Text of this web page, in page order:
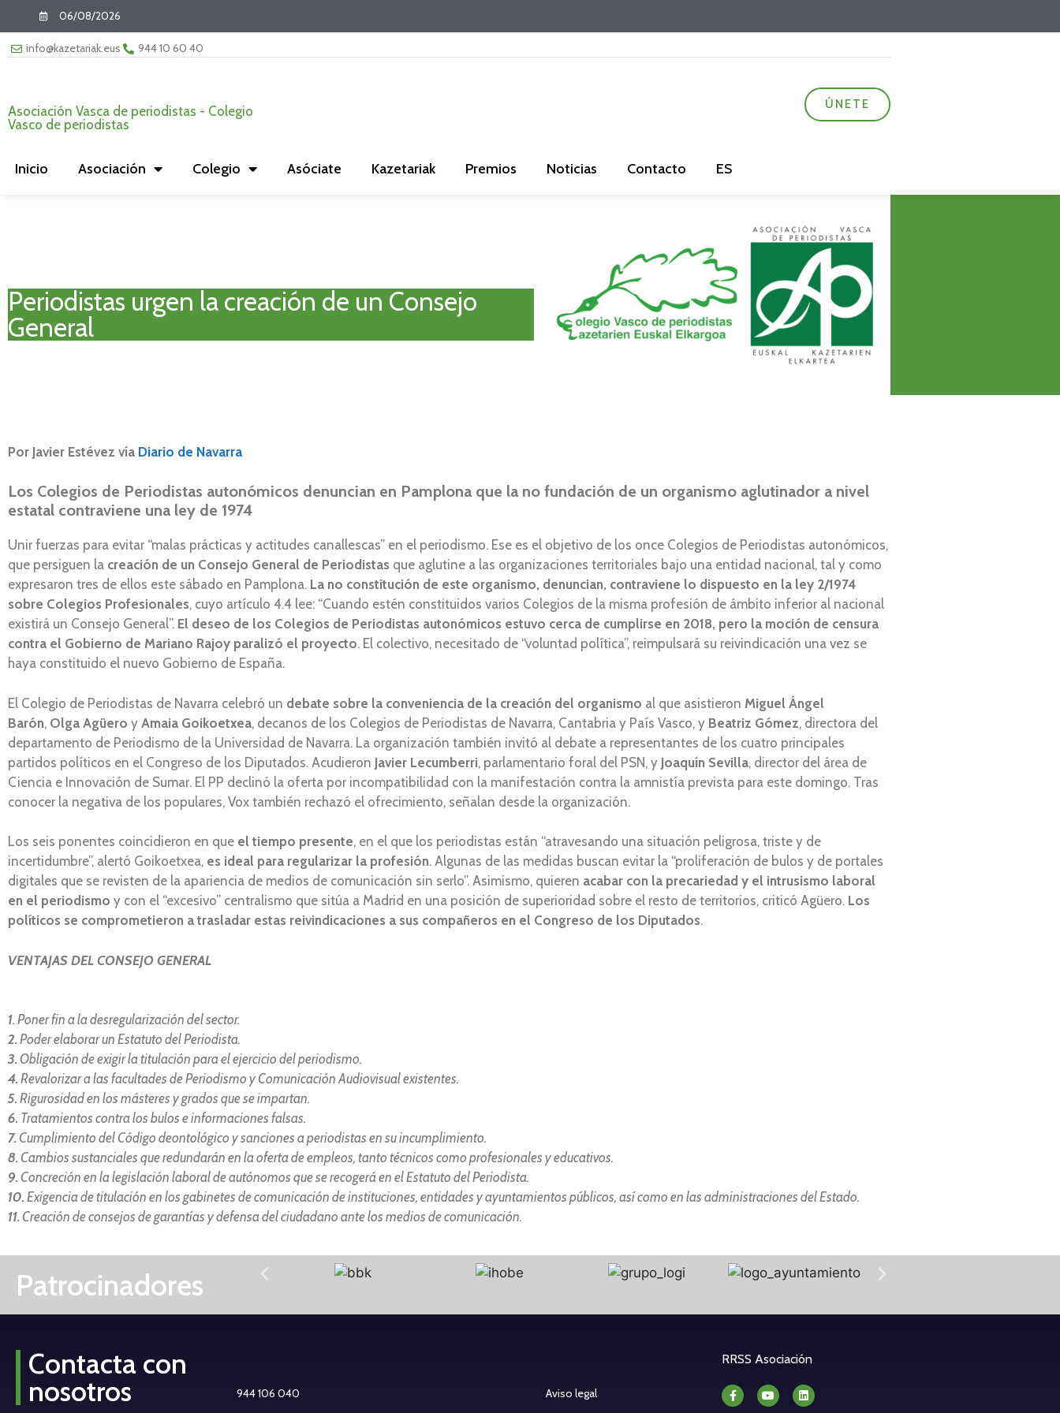
06/08/2026
info@kazetariak.eus 944 10 60 40
Asociación Vasca de periodistas - Colegio
Vasco de periodistas
ÚNETE
Inicio Asociación Colegio Asóciate Kazetariak Premios Noticias Contacto ES
Periodistas urgen la creación de un Consejo
General
Por Javier Estévez vía Diario de Navarra
Los Colegios de Periodistas autonómicos denuncian en Pamplona que la no fundación de un organismo aglutinador a nivel
estatal contraviene una ley de 1974
Unir fuerzas para evitar “malas prácticas y actitudes canallescas” en el periodismo. Ese es el objetivo de los once Colegios de Periodistas autonómicos,
que persiguen la creación de un Consejo General de Periodistas que aglutine a las organizaciones territoriales bajo una entidad nacional, tal y como
expresaron tres de ellos este sábado en Pamplona. La no constitución de este organismo, denuncian, contraviene lo dispuesto en la ley 2/1974
sobre Colegios Profesionales, cuyo artículo 4.4 lee: “Cuando estén constituidos varios Colegios de la misma profesión de ámbito inferior al nacional
existirá un Consejo General”. El deseo de los Colegios de Periodistas autonómicos estuvo cerca de cumplirse en 2018, pero la moción de censura
contra el Gobierno de Mariano Rajoy paralizó el proyecto. El colectivo, necesitado de “voluntad política”, reimpulsará su reivindicación una vez se
haya constituido el nuevo Gobierno de España.
El Colegio de Periodistas de Navarra celebró un debate sobre la conveniencia de la creación del organismo al que asistieron Miguel Ángel
Barón, Olga Agüero y Amaia Goikoetxea, decanos de los Colegios de Periodistas de Navarra, Cantabria y País Vasco, y Beatriz Gómez, directora del
departamento de Periodismo de la Universidad de Navarra. La organización también invitó al debate a representantes de los cuatro principales
partidos políticos en el Congreso de los Diputados. Acudieron Javier Lecumberri, parlamentario foral del PSN, y Joaquín Sevilla, director del área de
Ciencia e Innovación de Sumar. El PP declinó la oferta por incompatibilidad con la manifestación contra la amnistía prevista para este domingo. Tras
conocer la negativa de los populares, Vox también rechazó el ofrecimiento, señalan desde la organización.
Los seis ponentes coincidieron en que el tiempo presente, en el que los periodistas están “atravesando una situación peligrosa, triste y de
incertidumbre”, alertó Goikoetxea, es ideal para regularizar la profesión. Algunas de las medidas buscan evitar la “proliferación de bulos y de portales
digitales que se revisten de la apariencia de medios de comunicación sin serlo”. Asimismo, quieren acabar con la precariedad y el intrusismo laboral
en el periodismo y con el “excesivo” centralismo que sitúa a Madrid en una posición de superioridad sobre el resto de territorios, criticó Agüero. Los
políticos se comprometieron a trasladar estas reivindicaciones a sus compañeros en el Congreso de los Diputados.
VENTAJAS DEL CONSEJO GENERAL
1. Poner fin a la desregularización del sector.
2.Poder elaborar un Estatuto del Periodista.
3.Obligación de exigir la titulación para el ejercicio del periodismo.
4.Revalorizar a las facultades de Periodismo y Comunicación Audiovisual existentes.
5.Rigurosidad en los másteres y grados que se impartan.
6. Tratamientos contra los bulos e informaciones falsas.
7.Cumplimiento del Código deontológico y sanciones a periodistas en su incumplimiento.
8.Cambios sustanciales que redundarán en la oferta de empleos, tanto técnicos como profesionales y educativos.
9.Concreción en la legislación laboral de autónomos que se recogerá en el Estatuto del Periodista.
10.Exigencia de titulación en los gabinetes de comunicación de instituciones, entidades y ayuntamientos públicos, así como en las administraciones del Estado.
11.Creación de consejos de garantías y defensa del ciudadano ante los medios de comunicación.
Patrocinadores
Contacta con
nosotros
944 106 040
Aviso legal
RRSS Asociación